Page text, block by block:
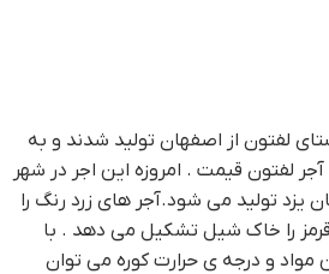
لفتون از اصفهان تولید شدند و به
لفتون قيمت . امروزه این اجر در شهر
تولید می شود.آجر های زرد رنگ را
را خاک شیل تشکیل می دهد . با
مواد و درجه ی حرارت کوره می توان